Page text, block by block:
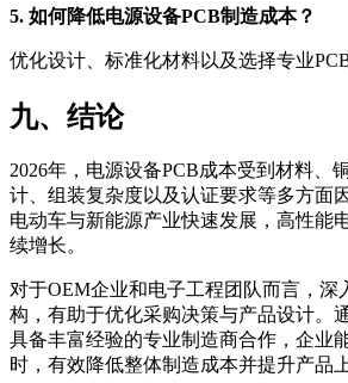
5. 如何降低电源设备PCB制造成本？
优化设计、标准化材料以及选择专业
九、结论
2026年，电源设备PCB成本受到材料、
计、组装复杂度以及认证要求等多方面
电动车与新能源产业快速发展，高性能
续增长。
对于OEM企业和电子工程团队而言，深
构，有助于优化采购决策与产品设计。
具备丰富经验的专业制造商合作，企业
时，有效降低整体制造成本并提升产品